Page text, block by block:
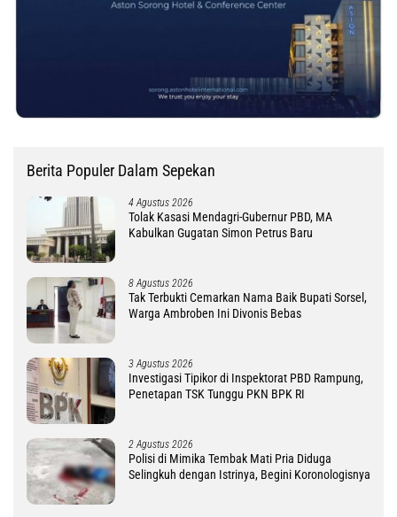
Berita Populer Dalam Sepekan
4 Agustus 2026
Tolak Kasasi Mendagri-Gubernur PBD, MA
Kabulkan Gugatan Simon Petrus Baru
8 Agustus 2026
Tak Terbukti Cemarkan Nama Baik Bupati Sorsel,
Warga Ambroben Ini Divonis Bebas
3 Agustus 2026
Investigasi Tipikor di Inspektorat PBD Rampung,
Penetapan TSK Tunggu PKN BPK RI
2 Agustus 2026
Polisi di Mimika Tembak Mati Pria Diduga
Selingkuh dengan Istrinya, Begini Koronologisnya